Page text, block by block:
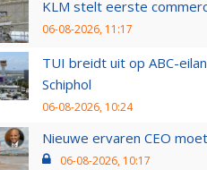
KLM stelt eerste
06-08-2026, 11:17
TUI breidt uit op ABC-
Schiphol
06-08-2026, 10:24
Nieuwe ervaren CEO
06-08-2026, 10:17